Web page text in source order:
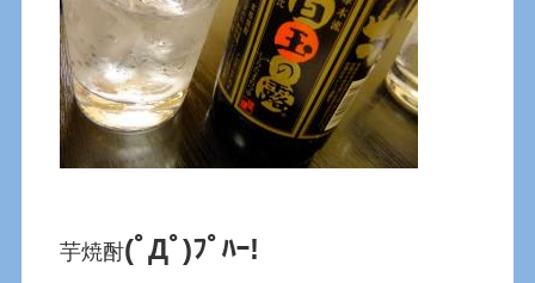
芋焼酎(ﾟДﾟ)ﾌﾟﾊｰ!